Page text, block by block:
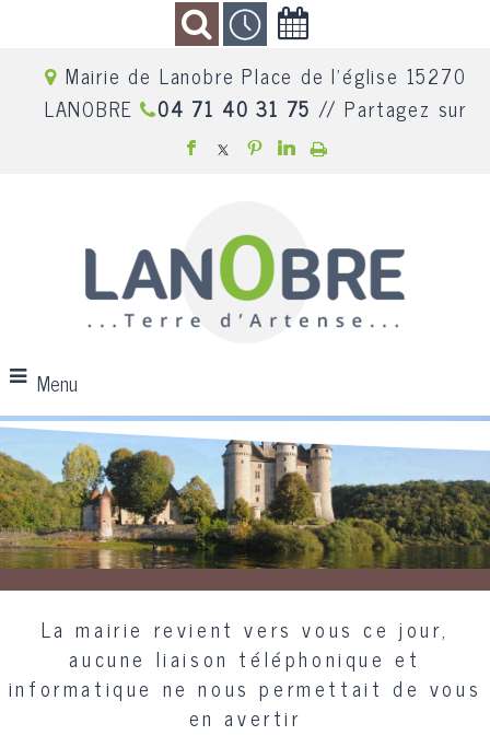
Mairie de Lanobre Place de l'église 15270
LANOBRE 04 71 40 31 75 // Partagez sur
Menu
La mairie revient vers vous ce jour,
aucune liaison téléphonique et
informatique ne nous permettait de vous
en avertir